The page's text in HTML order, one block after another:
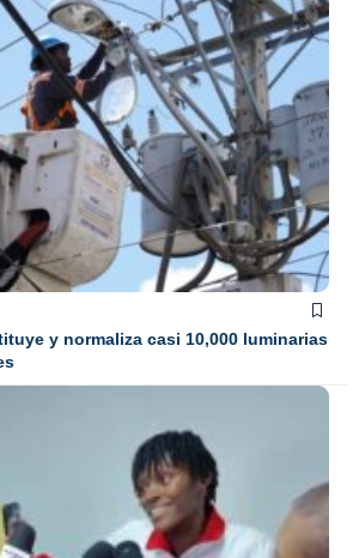
y normaliza casi 10,000 luminarias